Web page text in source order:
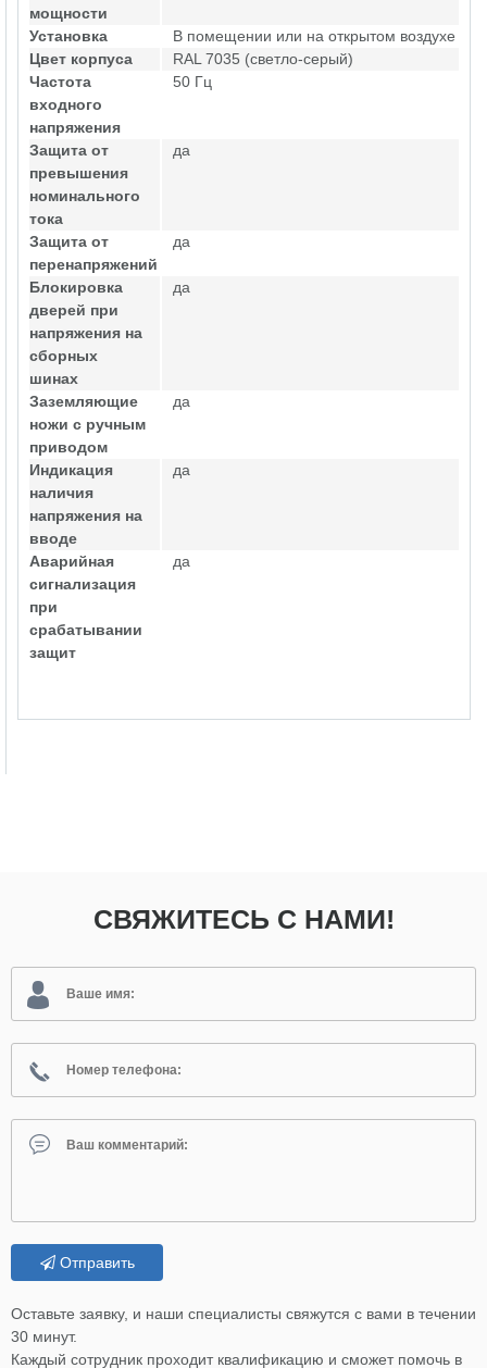
мощности
Установка
В помещении или на открытом воздухе
Цвет корпуса
RAL 7035 (светло-серый)
Частота
входного
напряжения
50 Гц
Защита от
превышения
номинального
тока
да
Защита от
перенапряжений
да
Блокировка
дверей при
напряжения на
сборных
шинах
да
Заземляющие
ножи с ручным
приводом
да
Индикация
наличия
напряжения на
вводе
да
Аварийная
сигнализация
при
срабатывании
защит
да
СВЯЖИТЕСЬ С НАМИ!
Отправить
Оставьте заявку, и наши специалисты свяжутся с вами в течении
30 минут.
Каждый сотрудник проходит квалификацию и сможет помочь в